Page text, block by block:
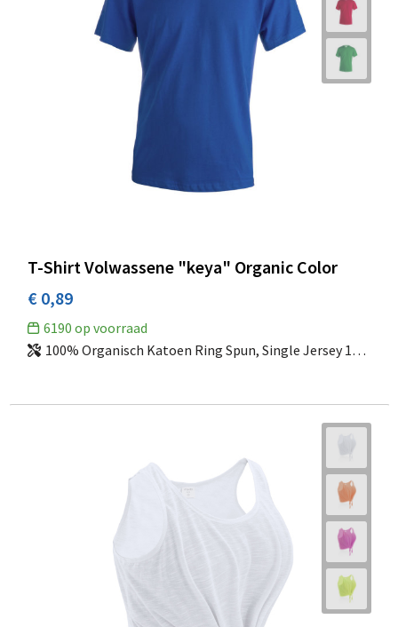
Stanley & Stella
(27)
(69)
Velilla (2)
WK Designed To Work
WK. Designed To Work
WRANGLER(1)
T-Shirt Volwassene "keya" Organic Color
€ 0,89
6190 op voorraad
100% Organisch Katoen Ring Spun, Single Jersey 150 g/ m2